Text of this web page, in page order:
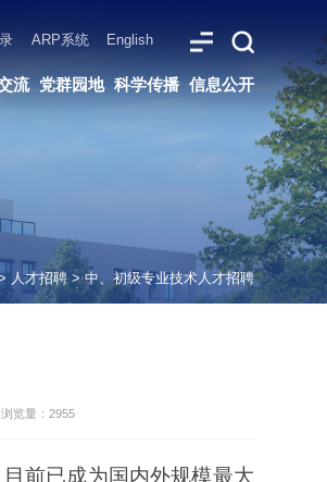
人才招聘>中、初级专业技术人才招聘
浏览量：2955
前已成为国内外规模最大